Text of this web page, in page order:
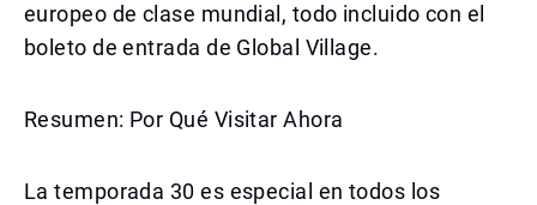
europeo de clase mundial, todo incluido con el
boleto de entrada de Global Village.
Resumen: Por Qué Visitar Ahora
La temporada 30 es especial en todos los